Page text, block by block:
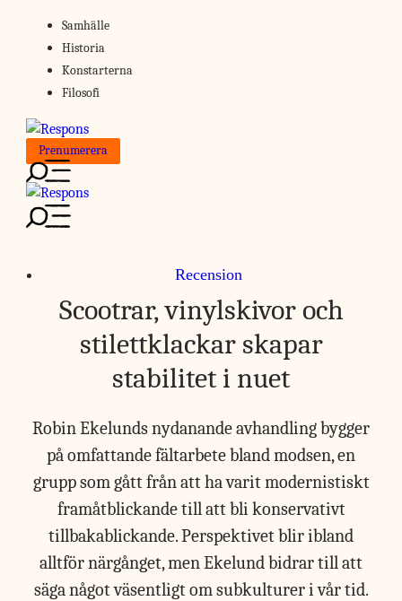
content
Samhälle
Historia
Konstarterna
Filosofi
Prenumerera
Recension
Scootrar, vinylskivor och
stilettklackar skapar
stabilitet i nuet
Robin Ekelunds nydanande avhandling bygger
på omfattande fältarbete bland modsen, en
grupp som gått från att ha varit modernistiskt
framåtblickande till att bli konservativt
tillbakablickande. Perspektivet blir ibland
alltför närgånget, men Ekelund bidrar till att
säga något väsentligt om subkulturer i vår tid.